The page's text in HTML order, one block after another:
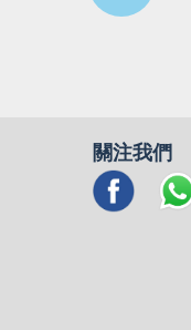
關注我們